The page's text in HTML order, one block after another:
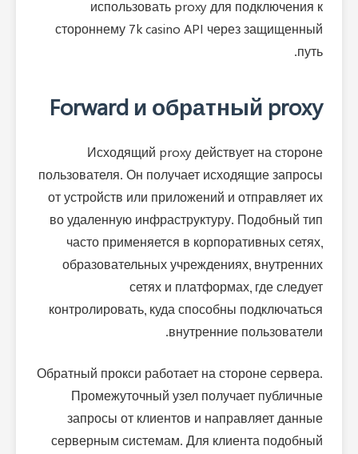
использовать proxy для подключения к
стороннему 7k casino API через защищенный
путь.
Forward и обратный proxy
Исходящий proxy действует на стороне
пользователя. Он получает исходящие запросы
от устройств или приложений и отправляет их
во удаленную инфраструктуру. Подобный тип
часто применяется в корпоративных сетях,
образовательных учреждениях, внутренних
сетях и платформах, где следует
контролировать, куда способны подключаться
внутренние пользователи.
Обратный прокси работает на стороне сервера.
Промежуточный узел получает публичные
запросы от клиентов и направляет данные
серверным системам. Для клиента подобный